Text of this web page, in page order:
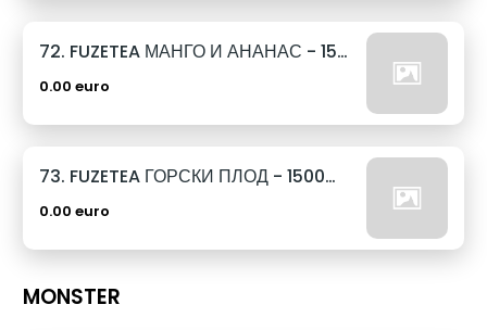
72. FUZETEA МАНГО И АНАНАС - 1500МЛ.
0.00 euro
73. FUZETEA ГОРСКИ ПЛОД - 1500МЛ.
0.00 euro
MONSTER